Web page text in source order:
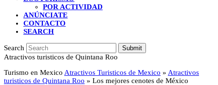
POR ACTIVIDAD
ANÚNCIATE
CONTACTO
SEARCH
Search Submit
Atractivos turisticos de Quintana Roo
Turismo en Mexico Atractivos Turisticos de Mexico » Atractivos
turisticos de Quintana Roo » Los mejores cenotes de México